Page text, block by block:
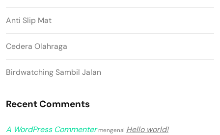
Anti Slip Mat
Cedera Olahraga
Birdwatching Sambil Jalan
Recent Comments
A WordPress Commentermengenai Hello world!